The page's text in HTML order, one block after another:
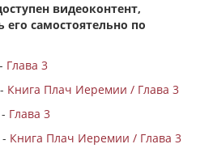
видеоконтент,
его самостоятельно по
Глава 3
Книга Плач Иеремии / Глава 3
Глава 3
Книга Плач Иеремии / Глава 3